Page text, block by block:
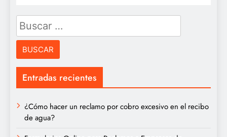
Buscar:
Entradas recientes
¿Cómo hacer un reclamo por cobro excesivo en el recibo
de agua?